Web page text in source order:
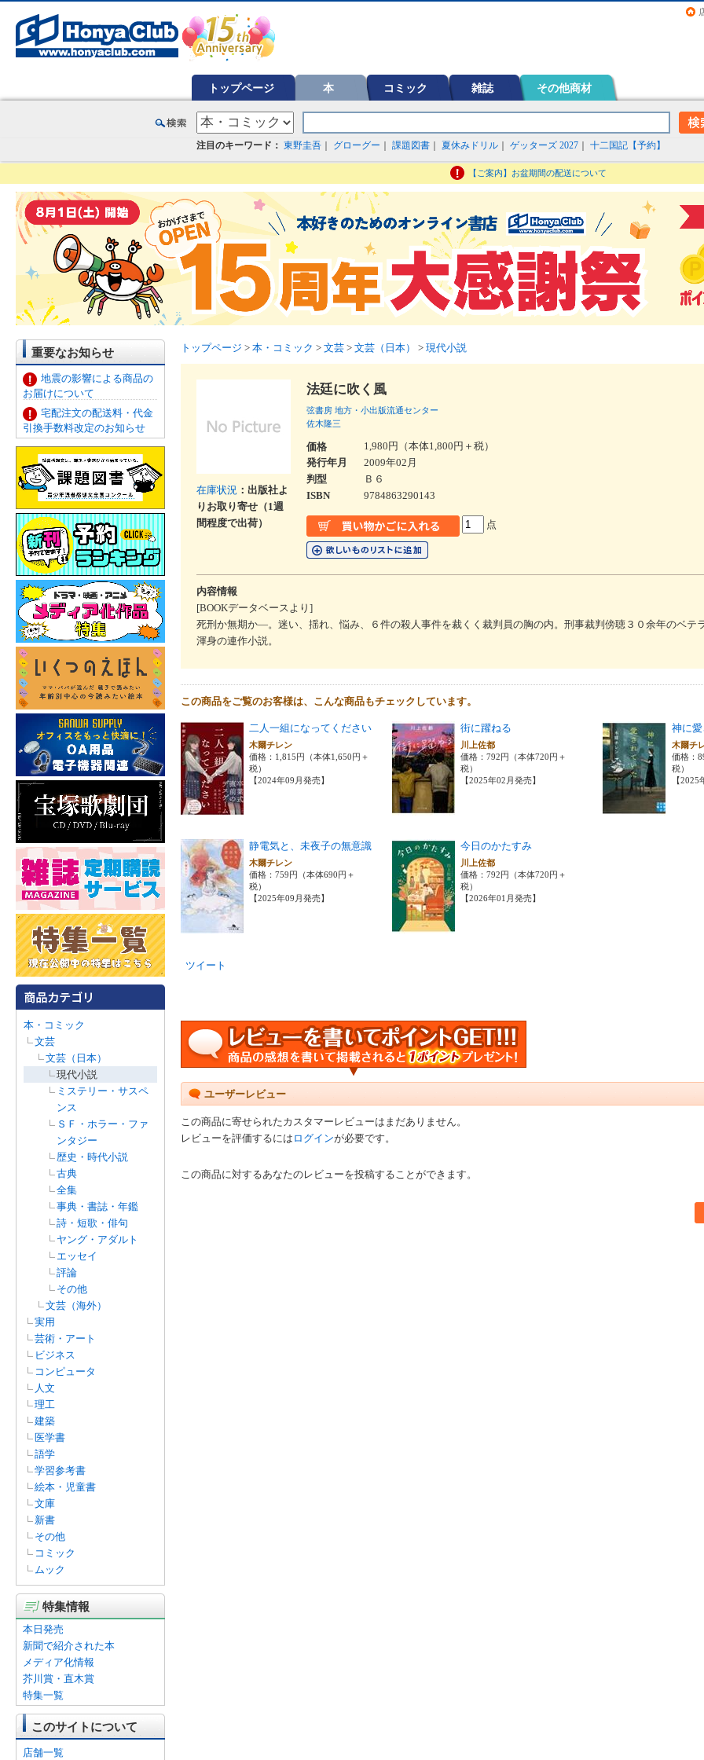
トップページ 本 コミック 雑誌 その他商材
注目のキーワード： 東野圭吾 グローグー 課題図書 夏休みドリル ゲッターズ 2027 十二国記【予約】
【ご案内】お盆期間の配送について
重要なお知らせ
地震の影響による商品の
お届けについて
宅配注文の配送料・代金
引換手数料改定のお知らせ
本・コミック
文芸
文芸（日本）
現代小説
ミステリー・サスペ
ンス
ＳＦ・ホラー・ファ
ンタジー
歴史・時代小説
古典
全集
事典・書誌・年鑑
詩・短歌・俳句
ヤング・アダルト
エッセイ
評論
その他
文芸（海外）
実用
芸術・アート
ビジネス
コンピュータ
人文
理工
建築
医学書
語学
学習参考書
絵本・児童書
文庫
新書
その他
コミック
ムック
特集情報
本日発売
新聞で紹介された本
メディア化情報
芥川賞・直木賞
特集一覧
このサイトについて
店舗一覧
トップページ > 本・コミック > 文芸 > 文芸（日本） > 現代小説
在庫状況 ：出版社よ
りお取り寄せ（1週
間程度で出荷）
法廷に吹く風
弦書房 地方・小出版流通センター
佐木隆三
価格
1,980円（本体1,800円＋税）
発行年月
2009年02月
判型
Ｂ６
ISBN
9784863290143
点
内容情報
[BOOKデータベースより]
死刑か無期か―。迷い、揺れ、悩み、６件の殺人事件を裁くく裁判員の胸の内。刑事裁判傍聴３０余年のベテ
渾身の連作小説。
この商品をご覧のお客様は、こんな商品もチェックしています。
二人一組になってください
木爾チレン
価格：1,815円（本体1,650円＋
税）
【2024年09月発売】
街に躍ねる
川上佐都
価格：792円（本体720円＋
税）
【2025年02月発売】
神に
木爾チ
価格：
税）
【2025
静電気と、未夜子の無意識
木爾チレン
価格：759円（本体690円＋
税）
【2025年09月発売】
今日のかたすみ
川上佐都
価格：792円（本体720円＋
税）
【2026年01月発売】
ツイート
ユーザーレビュー
この商品に寄せられたカスタマーレビューはまだありません。
レビューを評価するには ログインが必要です。
この商品に対するあなたのレビューを投稿することができます。